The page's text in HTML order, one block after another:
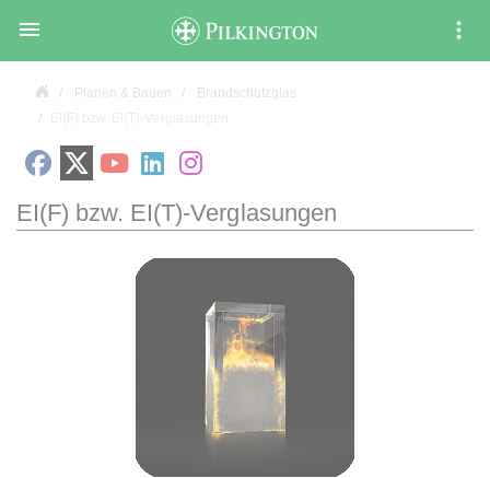

Planen & Bauen
Brandschutzglas
EI(F) bzw. EI(T)-Verglasungen